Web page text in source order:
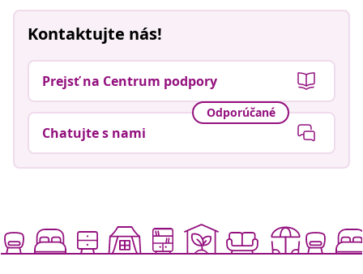
Kontaktujte nás!
Prejsť na Centrum podpory
Odporúčané
Chatujte s nami